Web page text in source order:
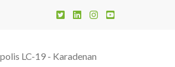
LC-19 - Karadenan